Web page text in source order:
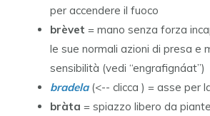
per accendere il fuoco
brèvet = mano senza forza
le sue normali azioni di presa e
sensibilità (vedi “engrafignáat”)
bradela(<-- clicca ) = asse per
bràta = spiazzo libero da